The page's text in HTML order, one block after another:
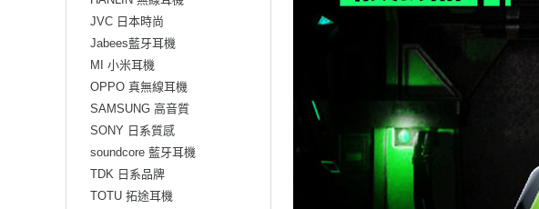
JVC 日本時尚
Jabees藍牙耳機
MI 小米耳機
OPPO 真無線耳機
SAMSUNG 高音質
SONY 日系質感
soundcore 藍牙耳機
TDK 日系品牌
TOTU 拓途耳機